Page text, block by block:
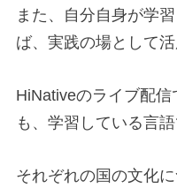
また、自分自身が学
ば、実践の場として
HiNativeのライブ配
も、学習している言
それぞれの国の文化